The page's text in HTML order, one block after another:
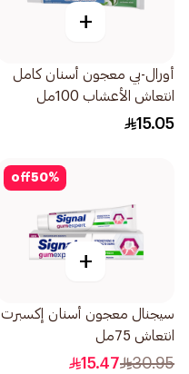
+
أورال-بي معجون أسنان كامل
انتعاش الأعشاب 100مل
15.05
50%
off
+
سيجنال معجون أسنان إكسبرت
انتعاش 75مل
30.95
15.47